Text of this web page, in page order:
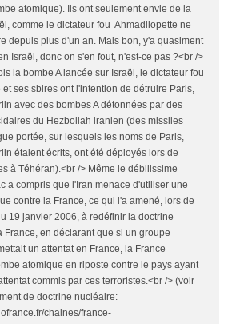
atomique). Ils ont seulement envie de la
comme le dictateur fou Ahmadilopette ne
depuis plus d'un an. Mais bon, y'a quasiment
Israël, donc on s'en fout, n'est-ce pas ?<br />
la bombe A lancée sur Israël, le dictateur fou
ses sbires ont l'intention de détruire Paris,
avec des bombes A détonnées par des
du Hezbollah iranien (des missiles
portée, sur lesquels les noms de Paris,
étaient écrits, ont été déployés lors de
à Téhéran).<br /> Même le débilissime
a compris que l'Iran menace d'utiliser une
contre la France, ce qui l'a amené, lors de
19 janvier 2006, à redéfinir la doctrine
France, en déclarant que si un groupe
un attentat en France, la France
atomique en riposte contre le pays ayant
commis par ces terroristes.<br /> (voir
de doctrine nucléaire:
chaines/france-